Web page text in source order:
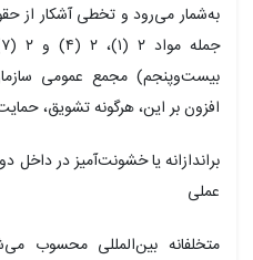
به‌شمار می‌رود و تخطی آشکار از حقوق
جمله مواد ۲ (۱)، ۲ (۴) و ۲ (۷) آن و نیز قطعنامه ۲۶۲۵ (دوره
بیست‌وپنجم
افزون بر این، هرگونه تشویق، حمایت
براندازانهیا خشونت‌آمیز در داخل دولت
عملی
متخلفانهبین‌المللی محسوب می‌شود